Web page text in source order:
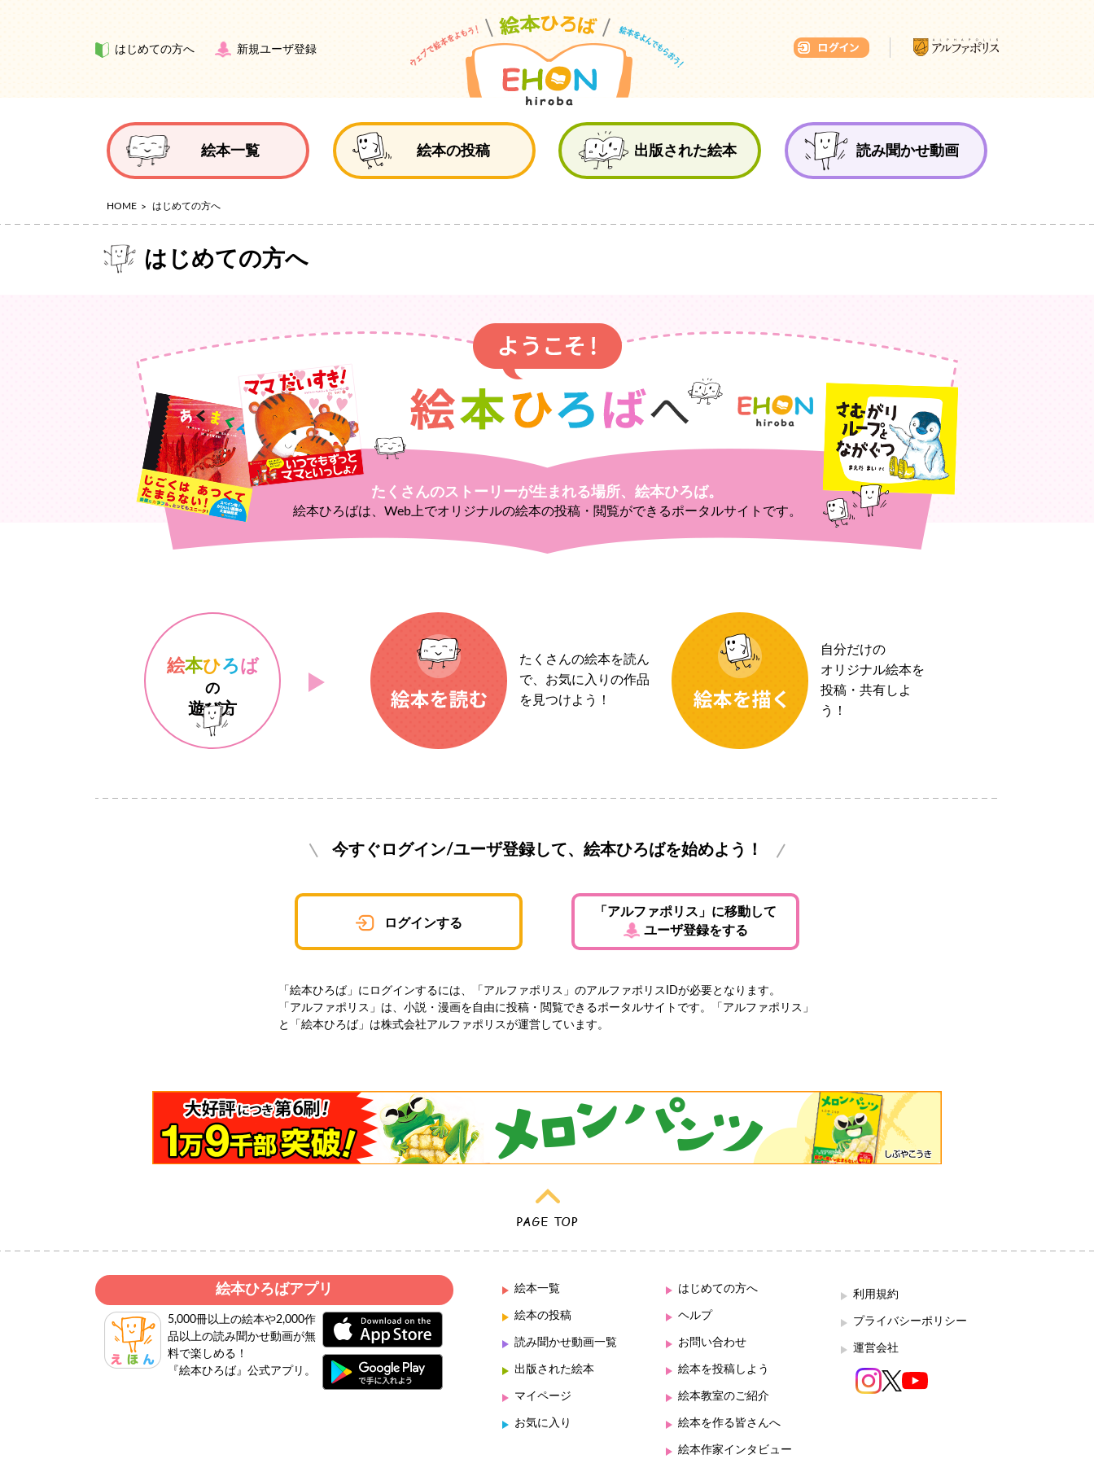
はじめての方へ 新規ユーザ登録
絵本一覧 絵本の投稿 出版された絵本 読み聞かせ動画
HOME はじめての方へ
はじめての方へ
たくさんのストーリーが生まれる場所、絵本ひろば。
絵本ひろばは、Web上でオリジナルの絵本の投稿・閲覧ができるポータルサイトです。
絵本ひろば
の
遊び方
たくさんの絵本を読ん
で、お気に入りの作品
を見つけよう！
自分だけの
オリジナル絵本を
投稿・共有しよ
う！
今すぐログイン/ユーザ登録して、絵本ひろばを始めよう！
ログインする
「アルファポリス」に移動して
ユーザ登録をする
「絵本ひろば」にログインするには、「アルファポリス」のアルファポリスIDが必要となります。
「アルファポリス」は、小説・漫画を自由に投稿・閲覧できるポータルサイトです。「アルファポリス」
と「絵本ひろば」は株式会社アルファポリスが運営しています。
絵本ひろばアプリ
5,000冊以上の絵本や2,000作
品以上の読み聞かせ動画が無
料で楽しめる！
『絵本ひろば』公式アプリ。
絵本一覧
絵本の投稿
読み聞かせ動画一覧
出版された絵本
マイページ
お気に入り
はじめての方へ
ヘルプ
お問い合わせ
絵本を投稿しよう
絵本教室のご紹介
絵本を作る皆さんへ
絵本作家インタビュー
利用規約
プライバシーポリシー
運営会社